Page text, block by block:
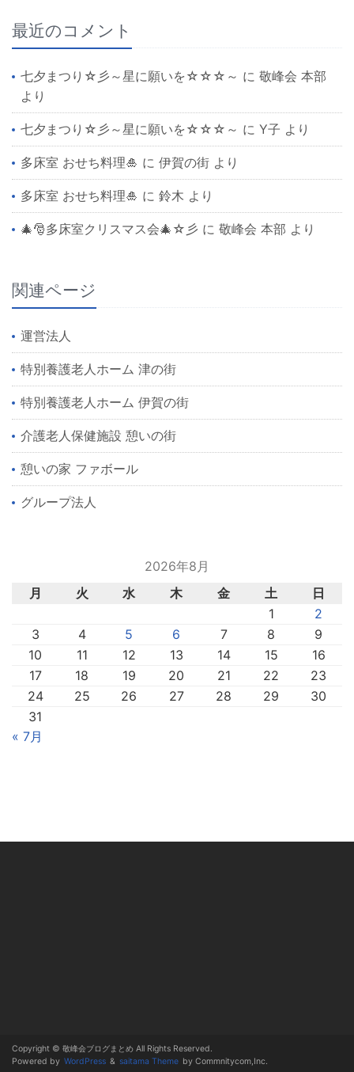
最近のコメント
七夕まつり☆彡～星に願いを☆☆☆～ に敬峰会 本部
より
七夕まつり☆彡～星に願いを☆☆☆～ にY子 より
多床室 おせち料理🎍 に伊賀の街 より
多床室 おせち料理🎍 に鈴木 より
🎄🎅多床室クリスマス会🎄☆彡 に敬峰会 本部 より
関連ページ
運営法人
特別養護老人ホーム 津の街
特別養護老人ホーム 伊賀の街
介護老人保健施設 憩いの街
憩いの家 ファボール
グループ法人
2026年8月
月
火 水 木 金 土
日
1
2
3
4 5 6 7 8
9
10
11 12 13 14 15
16
17
18 19 20 21 22
23
24
25 26 27 28 29
30
31
« 7月
Copyright © 敬峰会ブログまとめ All Rights Reserved.
Powered by WordPress & saitama Theme by Commnitycom,Inc.